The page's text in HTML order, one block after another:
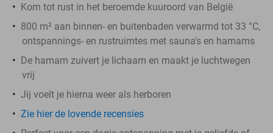
Kom tot rust in het beroemde kuuroord van België
800 m² aan binnen- en buitenbaden verwarmd tot 33 °C,
ontspannings- en rustruimtes met sauna's en hamams
De hamam zuivert je lichaam en maakt je luchtwegen
vrij
Jij voelt je hierna weer als herboren
Zie hier de lovende recensies